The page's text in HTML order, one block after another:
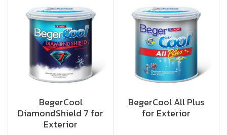
BegerCool
DiamondShield 7 for
Exterior
BegerCool All Plus
for Exterior